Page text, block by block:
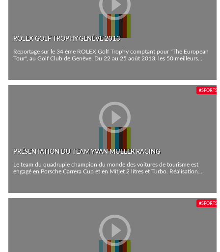
ROLEX GOLF TROPHY GENÈVE 2013
Reportage sur le 34 ème ROLEX Golf Trophy comptant pour "The European
Tour", au Golf Club de Genève. Du 22 au 25 août 2013, les 50 meilleurs...
PRÉSENTATION DU TEAM YVAN MULLER RACING
Le team du quadruple champion du monde des voitures de tourisme est
engagé en Porsche Carrera Cup et en Mitjet 2 litres et Turbo. Réalisation...
#SPORTS
#SPORTS